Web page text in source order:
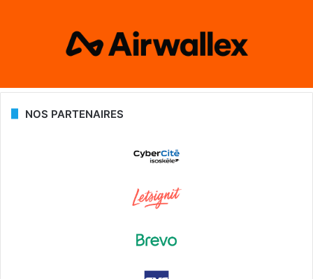
NOS PARTENAIRES